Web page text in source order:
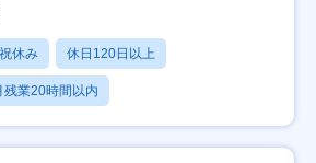
休み 休日120日以上
残業20時間以内